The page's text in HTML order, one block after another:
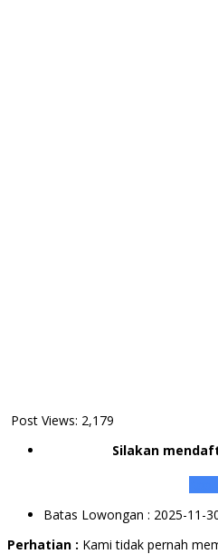
Post Views: 2,179
Silakan
Batas Lowongan : 2025-11-
Perhatian : Kami tidak pernah